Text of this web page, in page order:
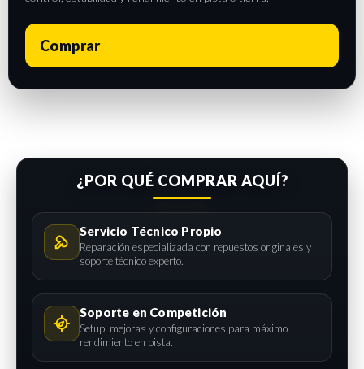
Comprar
¿POR QUÉ COMPRAR AQUÍ?
Servicio Técnico Propio
Reparación especializada con repuestos originales y
soporte técnico experto.
Soporte en Competición
Setup, mejoras y configuraciones para máximo
rendimiento en pista.